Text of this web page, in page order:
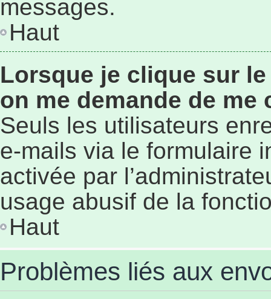
messages.
Haut
Lorsque je clique sur
on me demande de me
Seuls les utilisateurs
e-mails via le formulaire
activée par
usage abusif de la
Haut
Problèmes liés aux